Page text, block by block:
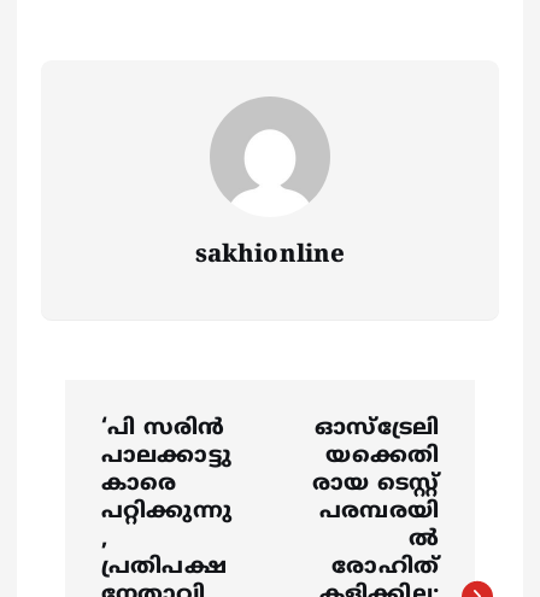
sakhionline
‘പി സരിൻ
പാലക്കാട്ടു
കാരെ
പറ്റിക്കുന്നു
,
പ്രതിപക്ഷ
ഓസ്‌ട്രേലി
യക്കെതി
രായ ടെസ്റ്റ്
പരമ്പരയി
ല്‍
രോഹിത്